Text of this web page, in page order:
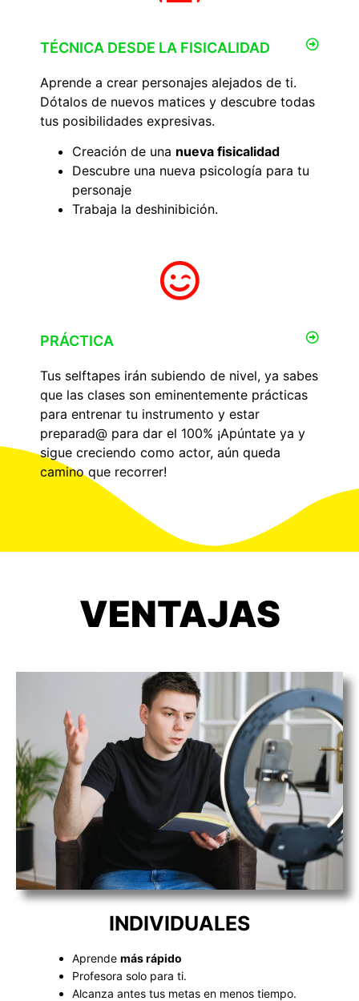
TÉCNICA DESDE LA FISICALIDAD
Aprende a crear personajes alejados de ti.
Dótalos de nuevos matices y descubre todas
tus posibilidades expresivas.
Creación de una nueva fisicalidad
Descubre una nueva psicología para tu
personaje
Trabaja la deshinibición.
PRÁCTICA
Tus selftapes irán subiendo de nivel, ya sabes
que las clases son eminentemente prácticas
para entrenar tu instrumento y estar
preparad@ para dar el 100% ¡Apúntate ya y
sigue creciendo como actor, aún queda
camino que recorrer!
VENTAJAS
INDIVIDUALES
Aprende más rápido
Profesora solo para ti.
Alcanza antes tus metas en menos tiempo.